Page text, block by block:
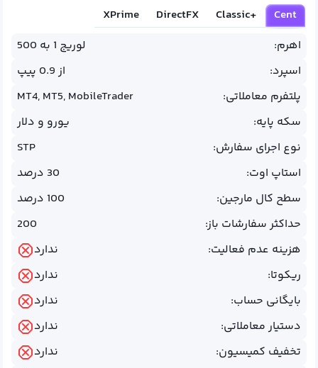
Cent
Classic+
DirectFX
XPrime
اهرم:
لوریج 1 به 500
اسپرد:
از 0.9 پیپ
پلتفرم معاملاتی:
MT4, MT5, MobileTrader
سکه پایه:
یورو و دلار
نوع اجرای سفارش:
STP
استاپ اوت:
30 درصد
سطح کال مارجین:
100 درصد
حداکثر سفارشات باز:
200
هزینه عدم فعالیت:
ندارد
ریکوتا:
ندارد
بایگانی حساب:
ندارد
دستیار معاملاتی:
ندارد
تخفیف کمیسیون:
ندارد